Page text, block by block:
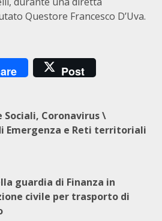
Questore Francesco D’Uva.
Post
Sociali, Coronavirus \
Emergenza e Reti territoriali
guardia di Finanza in
civile per trasporto di